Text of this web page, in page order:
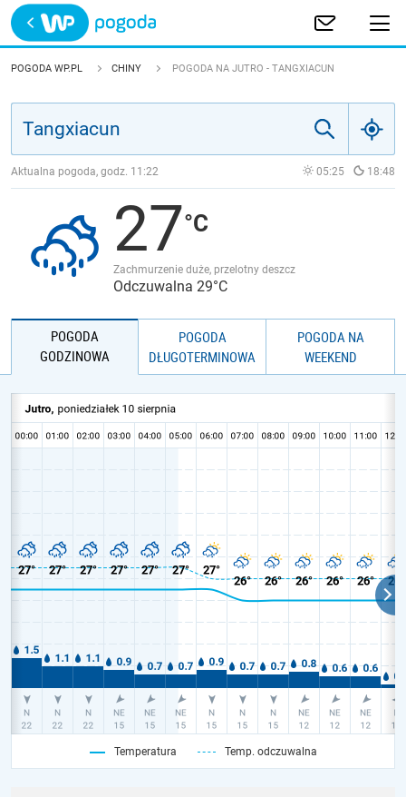
Trwa ładowanie
POLSKA
JAKOŚĆ POWIETRZA
POGODA WP.PL CHINY POGODA NA JUTRO - TANGXIACUN
Aktualna pogoda, godz. 11:22 05:25 18:48
27
Zachmurzenie duże, przelotny deszcz
Odczuwalna 29°C
POGODA
GODZINOWA
POGODA
DŁUGOTERMINOWA
POGODA NA
WEEKEND
Temperatura Temp. odczuwalna